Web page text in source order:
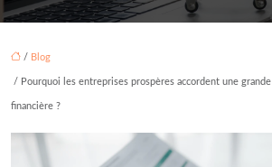
/ Blog
/ Pourquoi les entreprises prospères accordent une
financière ?